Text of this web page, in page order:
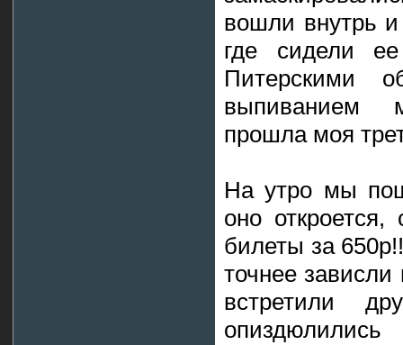
вошли внутрь
где сидели
Питерскими
выпиванием
прошла моя
На утро мы
оно
билеты за
точнее
встретили